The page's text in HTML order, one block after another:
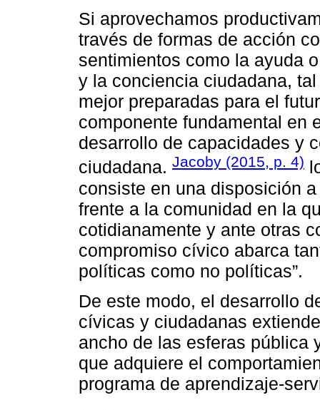
Si aprovechamos
través de formas de acción
sentimientos como la ayuda
y la conciencia ciudadana,
mejor preparadas para el
componente fundamental en
desarrollo de capacidades y
ciudadana. Jacoby (2015, p. 4)
consiste en una disposición
frente a la comunidad en la
cotidianamente y ante otras
compromiso cívico abarca
políticas como no políticas”.
De este modo, el desarrollo
cívicas y ciudadanas
ancho de las esferas pública
que adquiere el
programa de aprendizaje-